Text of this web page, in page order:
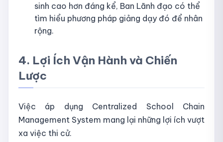
sinh cao hơn đáng kể, Ban Lãnh đạo có thể
tìm hiểu phương pháp giảng dạy đó để nhân
rộng.
4. Lợi Ích Vận Hành và Chiến
Lược
Việc áp dụng Centralized School Chain
Management System mang lại những lợi ích vượt
xa việc thi cử.